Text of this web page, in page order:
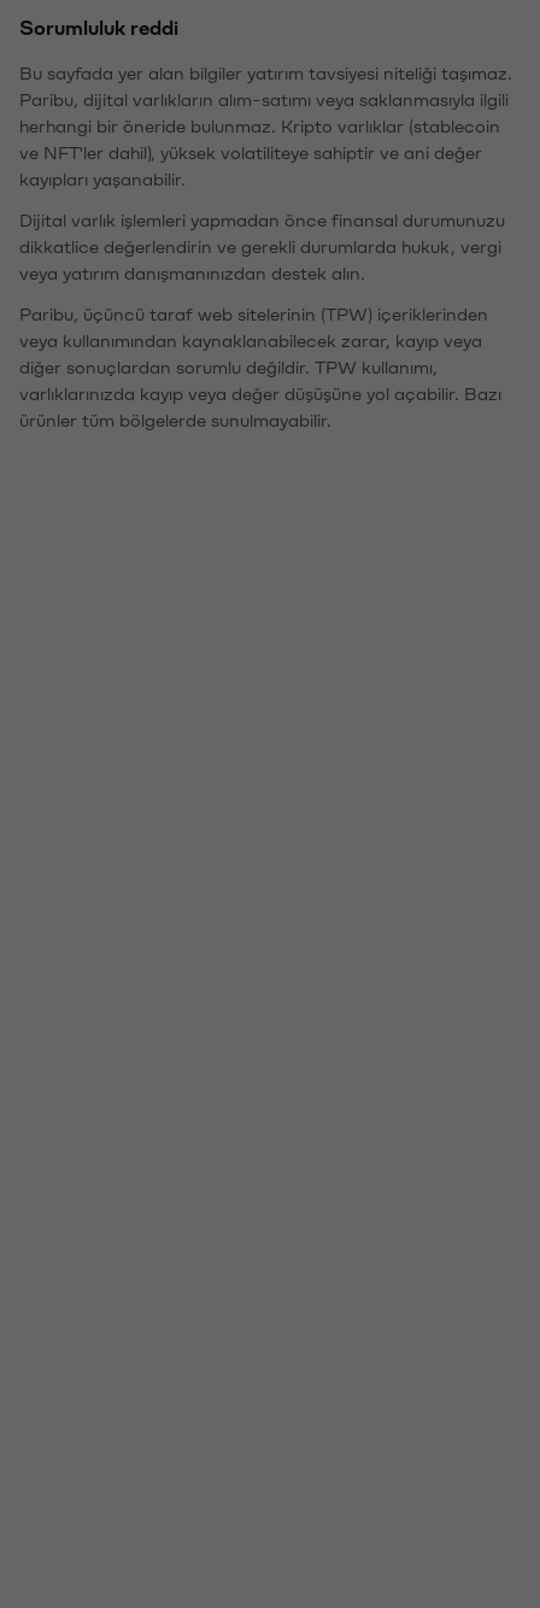
Sorumluluk reddi
Bu sayfada yer alan bilgiler yatırım tavsiyesi niteliği taşımaz.
Paribu, dijital varlıkların alım-satımı veya saklanmasıyla ilgili
herhangi bir öneride bulunmaz. Kripto varlıklar (stablecoin
ve NFT'ler dahil), yüksek volatiliteye sahiptir ve ani değer
kayıpları yaşanabilir.
Dijital varlık işlemleri yapmadan önce finansal durumunuzu
dikkatlice değerlendirin ve gerekli durumlarda hukuk, vergi
veya yatırım danışmanınızdan destek alın.
Paribu, üçüncü taraf web sitelerinin (TPW) içeriklerinden
veya kullanımından kaynaklanabilecek zarar, kayıp veya
diğer sonuçlardan sorumlu değildir. TPW kullanımı,
varlıklarınızda kayıp veya değer düşüşüne yol açabilir. Bazı
ürünler tüm bölgelerde sunulmayabilir.